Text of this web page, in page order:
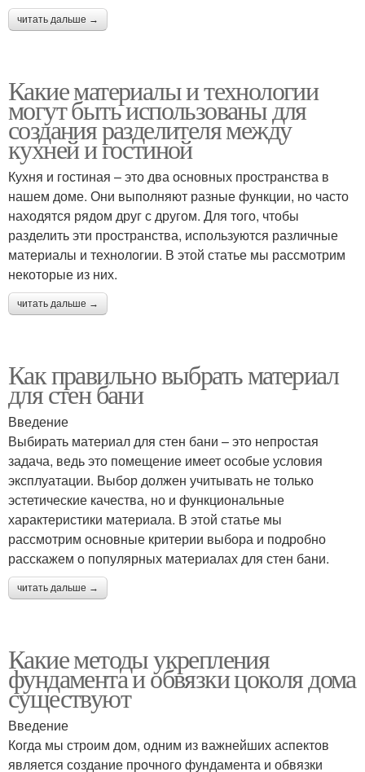
читать дальше →
Какие материалы и технологии
могут быть использованы для
создания разделителя между
кухней и гостиной
Кухня и гостиная – это два основных пространства в
нашем доме. Они выполняют разные функции, но часто
находятся рядом друг с другом. Для того, чтобы
разделить эти пространства, используются различные
материалы и технологии. В этой статье мы рассмотрим
некоторые из них.
читать дальше →
Как правильно выбрать материал
для стен бани
Введение
Выбирать материал для стен бани – это непростая
задача, ведь это помещение имеет особые условия
эксплуатации. Выбор должен учитывать не только
эстетические качества, но и функциональные
характеристики материала. В этой статье мы
рассмотрим основные критерии выбора и подробно
расскажем о популярных материалах для стен бани.
читать дальше →
Какие методы укрепления
фундамента и обвязки цоколя дома
существуют
Введение
Когда мы строим дом, одним из важнейших аспектов
является создание прочного фундамента и обвязки